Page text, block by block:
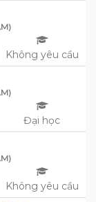
Không yêu cầu
Đại học
Không yêu cầu